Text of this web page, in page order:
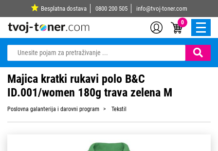
Besplatna dostava 0800 200 505 info@tvoj-toner.com
0
Majica kratki rukavi polo B&C
ID.001/women 180g trava zelena M
Poslovna galanterija i darovni program Tekstil